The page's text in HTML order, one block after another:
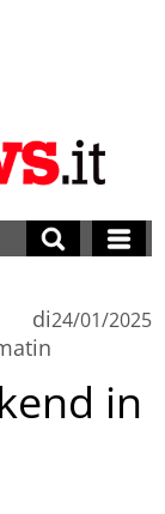
di24/01/2025
in